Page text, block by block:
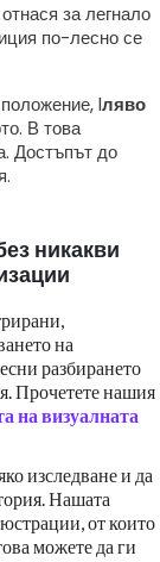
за легнало
по-лесно се
lляво
В това
Достъпът до
никакви
на
разбирането
Прочетете нашия
на визуалната
изследване и да
Нашата
от които
можете да ги